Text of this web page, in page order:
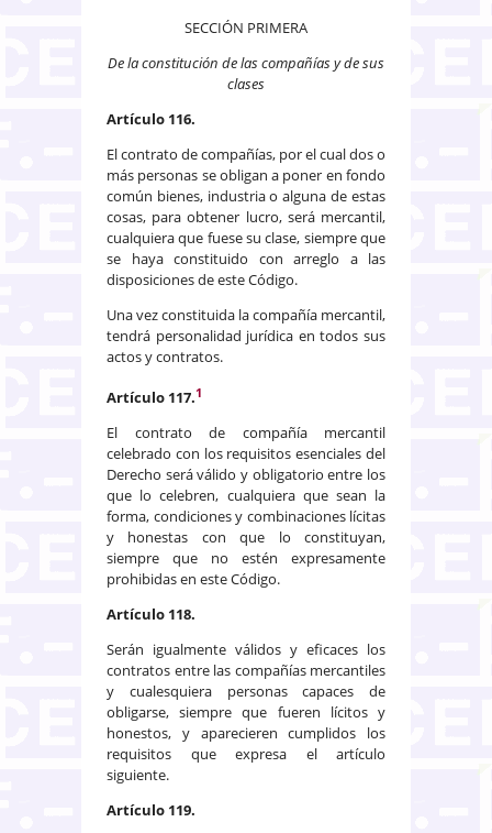
SECCIÓN PRIMERA
De la constitución de las compañías y de sus
clases
Artículo 116.
El contrato de compañías, por el cual dos o
más personas se obligan a poner en fondo
común bienes, industria o alguna de estas
cosas, para obtener lucro, será mercantil,
cualquiera que fuese su clase, siempre que
se haya constituido con arreglo a las
disposiciones de este Código.
Una vez constituida la compañía mercantil,
tendrá personalidad jurídica en todos sus
actos y contratos.
Artículo 117.1
El contrato de compañía mercantil
celebrado con los requisitos esenciales del
Derecho será válido y obligatorio entre los
que lo celebren, cualquiera que sean la
forma, condiciones y combinaciones lícitas
y honestas con que lo constituyan,
siempre que no estén expresamente
prohibidas en este Código.
Artículo 118.
Serán igualmente válidos y eficaces los
contratos entre las compañías mercantiles
y cualesquiera personas capaces de
obligarse, siempre que fueren lícitos y
honestos, y aparecieren cumplidos los
requisitos que expresa el ar­tículo
siguiente.
Artículo 119.